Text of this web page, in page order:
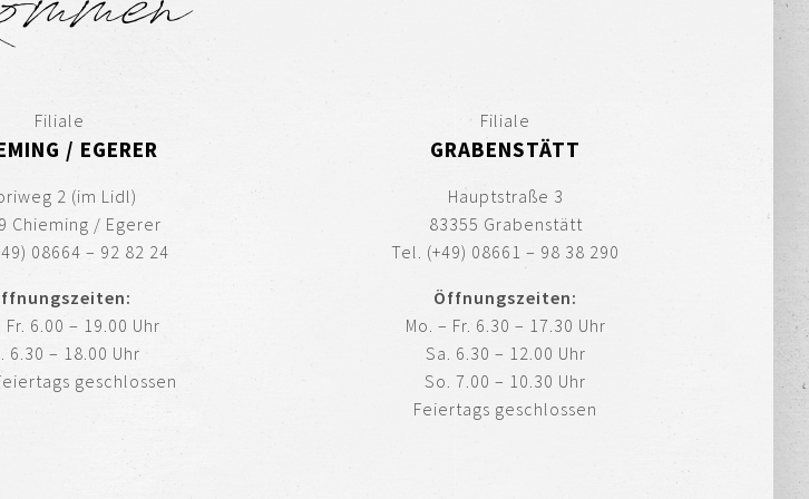
Filiale
/ EGERER
2 (im Lidl)
Chieming / Egerer
08664 – 92 82 24
Fr. 6.00 – 19.00 Uhr
6.30 – 18.00 Uhr
geschlossen
Filiale
GRABENSTÄTT
Hauptstraße 3
83355 Grabenstätt
Tel. (+49) 08661 – 98 38 290
Öffnungszeiten:
Mo. – Fr. 6.30 – 17.30 Uhr
Sa. 6.30 – 12.00 Uhr
So. 7.00 – 10.30 Uhr
Feiertags geschlossen